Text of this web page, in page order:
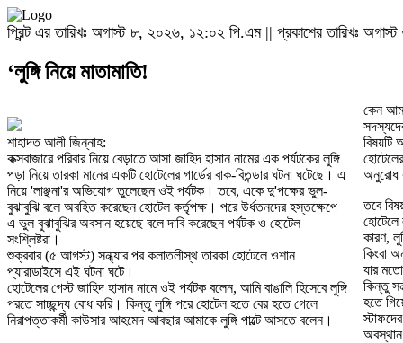
প্রিন্ট এর তারিখঃ অগাস্ট ৮, ২০২৬, ১২:০২ পি.এম || প্রকাশের তারিখঃ
‘লুঙ্গি নিয়ে মাতামাতি!
শাহাদত আলী জিন্নাহ:
কক্সবাজারে পরিবার নিয়ে বেড়াতে আসা জাহিদ হাসান নামের এক পর্যটকের লুঙ্গি
পড়া নিয়ে তারকা মানের একটি হোটেলের গার্ডের বাক-বিতন্ডার ঘটনা ঘটেছে। এ
নিয়ে 'লাঞ্ছনা'র অভিযোগ তুলেছেন ওই পর্যটক। তবে, একে দু'পক্ষের ভুল-
বুঝাবুঝি বলে অবহিত করেছেন হোটেল কর্তৃপক্ষ। পরে উর্ধতনদের হস্তক্ষেপে
এ ভুল বুঝাবুঝির অবসান হয়েছে বলে দাবি করেছেন পর্যটক ও হোটেল
সংশ্লিষ্টরা।
শুক্রবার (৫ আগস্ট) সন্ধ্যার পর কলাতলীস্থ তারকা হোটেলে ওশান
প্যারাডাইসে এই ঘটনা ঘটে।
হোটেলের গেস্ট জাহিদ হাসান নামে ওই পর্যটক বলেন, আমি বাঙালি হিসেবে লুঙ্গি
পরতে সাচ্ছন্দ্য বোধ করি। কিন্তু লুঙ্গি পরে হোটেল হতে বের হতে গেলে
নিরাপত্তাকর্মী কাউসার আহমেদ আবছার আমাকে লুঙ্গি পাল্টে আসতে বলেন।
কেন
অনুরোধ
তবে
হোটেলে
কারণ,
কিংবা
যার
কিন্তু
হতে